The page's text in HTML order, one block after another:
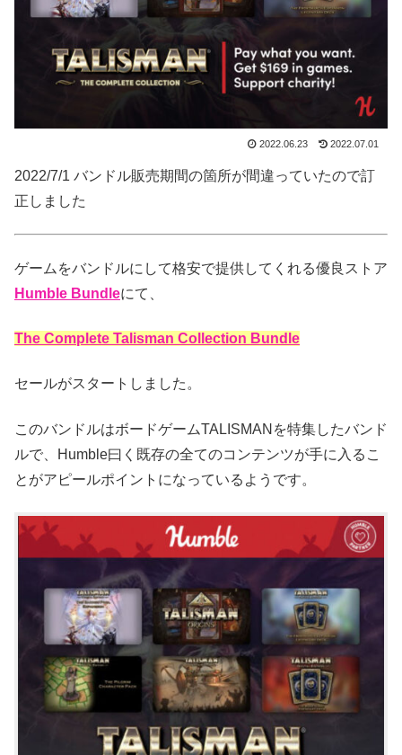
2022.06.23 2022.07.01
2022/7/1 バンドル販売期間の箇所が間違っていたので訂
正しました
ゲームをバンドルにして格安で提供してくれる優良ストア
Humble Bundleにて、
The Complete Talisman Collection Bundle
セールがスタートしました。
このバンドルはボードゲームTALISMANを特集したバンド
ルで、Humble曰く既存の全てのコンテンツが手に入るこ
とがアピールポイントになっているようです。